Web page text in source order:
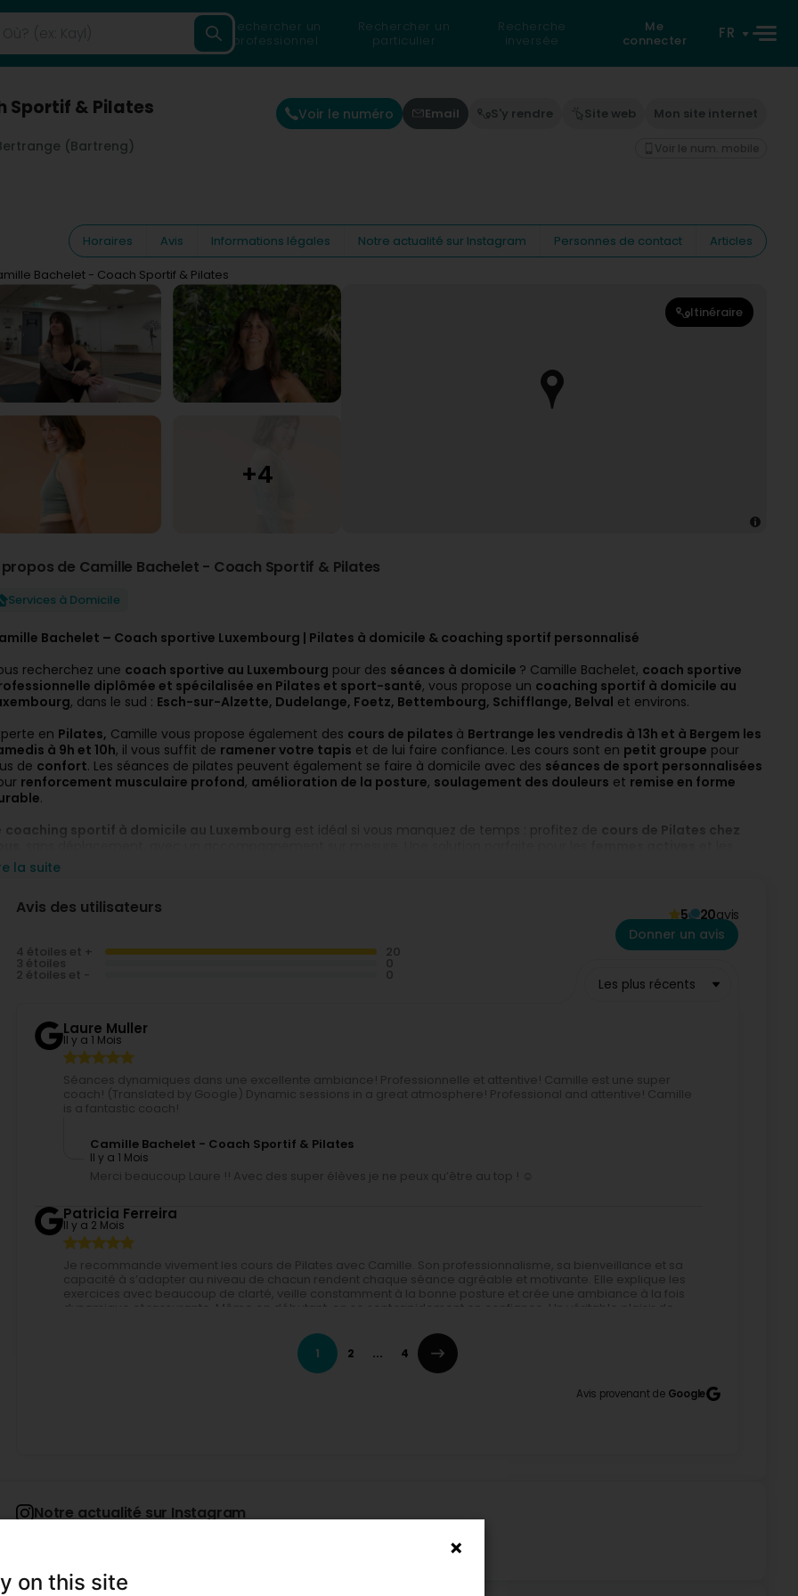
Rechercher un
professionnel
Rechercher un
particulier
Recherche
inversée
Me
connecter
FR
Sportif & Pilates
(Bartreng)
Voir le numéro Email S'y rendre Site web Mon site internet
Voir le num. mobile
Horaires Avis Informations légales Notre actualité sur Instagram Personnes de contact
Articles
Bachelet - Coach Sportif & Pilates
Itinéraire
propos de Camille Bachelet - Coach Sportif & Pilates
Services à Domicile
Bachelet – Coach sportive Luxembourg | Pilates à domicile & coaching sportif personnalisé
recherchez une coach sportive au Luxembourg pour des séances à domicile ? Camille Bachelet, coach sportive
diplômée et spécilalisée en Pilates et sport-santé, vous propose un coaching sportif à domicile au
, dans le sud : Esch-sur-Alzette, Dudelange, Foetz, Bettembourg, Schifflange, Belval et environs.
en Pilates, Camille vous propose également des cours de pilates à Bertrange les vendredis à 13h et à Bergem les
à 9h et 10h, il vous suffit de ramener votre tapis et de lui faire confiance. Les cours sont en petit groupe pour
de confort. Les séances de pilates peuvent également se faire à domicile avec des séances de sport personnalisées
renforcement musculaire profond, amélioration de la posture, soulagement des douleurs et remise en forme
.
coaching sportif à domicile au Luxembourg est idéal si vous manquez de temps : profitez de
cours de Pilates chez
mamans
une approchesport-santé
vous aide à retrouver
la suite
Avis des utilisateurs 5 20avis
4 étoiles et +
3 étoiles
2 étoiles et -
Donner un avis
Les plus récents
Laure Muller
Il y a 1 Mois
Séances dynamiques dans une excellente ambiance! Professionnelle et attentive! Camille est une super
coach! (Translated by Google) Dynamic sessions in a great atmosphere! Professional and attentive! Camille
is a fantastic coach!
Camille Bachelet - Coach Sportif & Pilates
Il y a 1 Mois
Merci beaucoup Laure !! Avec des super élèves je ne peux qu’être au top ! ☺️
Patricia Ferreira
Il y a 2 Mois
Je recommande vivement les cours de Pilates avec Camille. Son professionnalisme, sa bienveillance et sa
capacité à s’adapter au niveau de chacun rendent chaque séance agréable et motivante. Elle explique les
exercices avec beaucoup de clarté, veille constamment à la bonne posture et crée une ambiance à la fois
dynamique et rassurante. Même en débutant, on se sent rapidement en confiance. Un véritable plaisir de
recommend Pilates classes with Camille. Her professionalism, kindness, and ability to adapt to each student's
level make every session enjoyable and motivating. She explains the exercises very clearly, constantly
ensures proper posture, and creates an atmosphere that is both dynamic and reassuring. Even as a beginner,
you quickly feel confident. It's a real pleasure to take her classes and progress thanks to her excellent
Vanessa Tarantini
Il y a 3 Mois
structurés, je recommande ! (Translated by Google) I'm so glad to have Camille as my coach. She's very
1 2 ... 4
Avis provenant de Google
Notre actualité sur Instagram
on this site